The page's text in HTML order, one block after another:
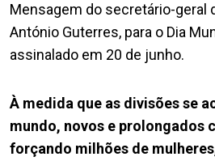
Mensagem do secretário-geral
António Guterres, para o Dia
assinalado em 20 de junho.
À medida que as divisões se
mundo, novos e prolongados
forçando milhões de